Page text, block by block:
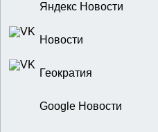
Яндекс Новости
Новости
Геократия
Google Новости